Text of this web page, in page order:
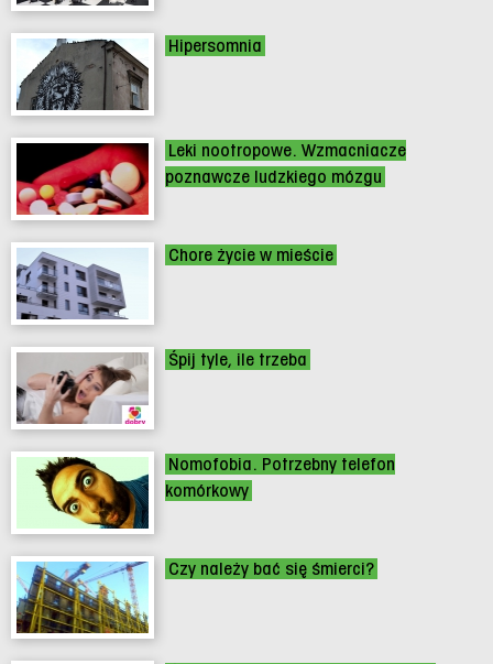
Hipersomnia
Leki nootropowe. Wzmacniacze
poznawcze ludzkiego mózgu
Chore życie w mieście
Śpij tyle, ile trzeba
Nomofobia. Potrzebny telefon
komórkowy
Czy należy bać się śmierci?